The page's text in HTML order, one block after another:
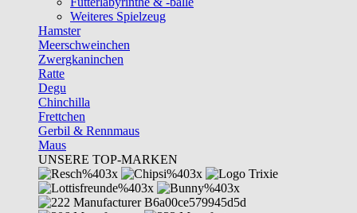
Weiteres Spielzeug
Hamster
Meerschweinchen
Zwergkaninchen
Ratte
Degu
Chinchilla
Frettchen
Gerbil & Rennmaus
Maus
UNSERE TOP-MARKEN